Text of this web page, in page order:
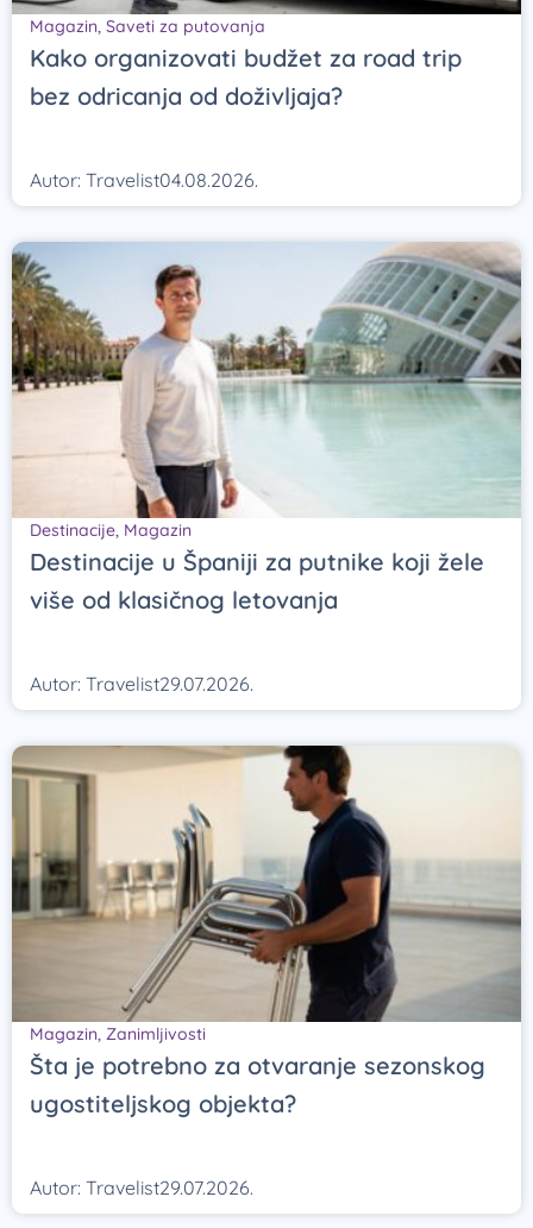
Magazin, Saveti za putovanja
Kako organizovati budžet za road trip
bez odricanja od doživljaja?
Autor: Travelist04.08.2026.
Destinacije, Magazin
Destinacije u Španiji za putnike koji žele
više od klasičnog letovanja
Autor: Travelist29.07.2026.
Magazin, Zanimljivosti
Šta je potrebno za otvaranje sezonskog
ugostiteljskog objekta?
Autor: Travelist29.07.2026.